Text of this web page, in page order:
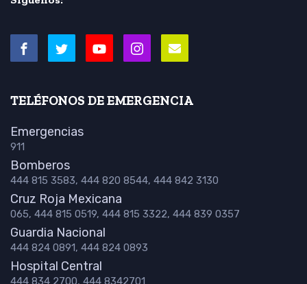
TELÉFONOS DE EMERGENCIA
Emergencias
911
Bomberos
444 815 3583, 444 820 8544, 444 842 3130
Cruz Roja Mexicana
065, 444 815 0519, 444 815 3322, 444 839 0357
Guardia Nacional
444 824 0891, 444 824 0893
Hospital Central
444 834 2700, 444 8342701